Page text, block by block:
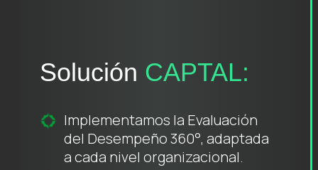
Solución CAPTAL:
Implementamos la Evaluación
del Desempeño 360°, adaptada
a cada nivel organizacional.